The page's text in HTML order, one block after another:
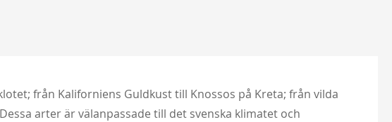
från Kaliforniens Guldkust till Knossos på Kreta; från vilda
arter är välanpassade till det svenska klimatet och